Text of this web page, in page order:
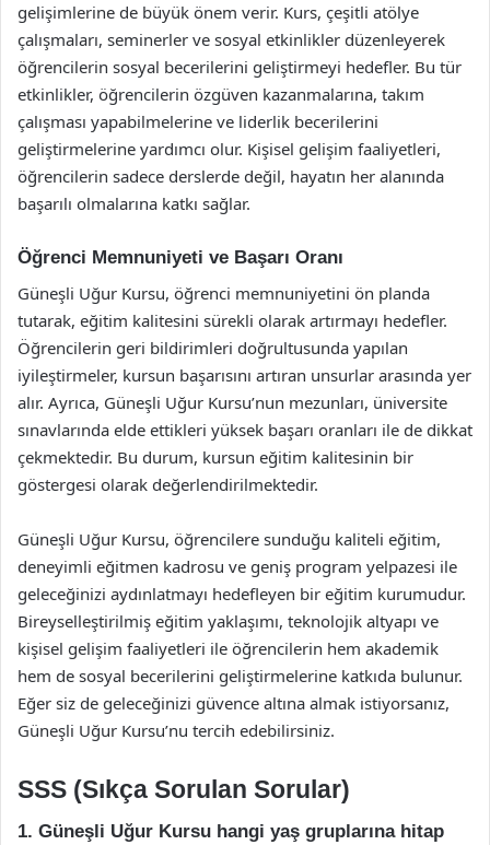
gelişimlerine de büyük önem verir. Kurs, çeşitli atölye
çalışmaları, seminerler ve sosyal etkinlikler düzenleyerek
öğrencilerin sosyal becerilerini geliştirmeyi hedefler. Bu tür
etkinlikler, öğrencilerin özgüven kazanmalarına, takım
çalışması yapabilmelerine ve liderlik becerilerini
geliştirmelerine yardımcı olur. Kişisel gelişim faaliyetleri,
öğrencilerin sadece derslerde değil, hayatın her alanında
başarılı olmalarına katkı sağlar.
Öğrenci Memnuniyeti ve Başarı Oranı
Güneşli Uğur Kursu, öğrenci memnuniyetini ön planda
tutarak, eğitim kalitesini sürekli olarak artırmayı hedefler.
Öğrencilerin geri bildirimleri doğrultusunda yapılan
iyileştirmeler, kursun başarısını artıran unsurlar arasında yer
alır. Ayrıca, Güneşli Uğur Kursu’nun mezunları, üniversite
sınavlarında elde ettikleri yüksek başarı oranları ile de dikkat
çekmektedir. Bu durum, kursun eğitim kalitesinin bir
göstergesi olarak değerlendirilmektedir.
Güneşli Uğur Kursu, öğrencilere sunduğu kaliteli eğitim,
deneyimli eğitmen kadrosu ve geniş program yelpazesi ile
geleceğinizi aydınlatmayı hedefleyen bir eğitim kurumudur.
Bireyselleştirilmiş eğitim yaklaşımı, teknolojik altyapı ve
kişisel gelişim faaliyetleri ile öğrencilerin hem akademik
hem de sosyal becerilerini geliştirmelerine katkıda bulunur.
Eğer siz de geleceğinizi güvence altına almak istiyorsanız,
Güneşli Uğur Kursu’nu tercih edebilirsiniz.
SSS (Sıkça Sorulan Sorular)
1. Güneşli Uğur Kursu hangi yaş gruplarına hitap